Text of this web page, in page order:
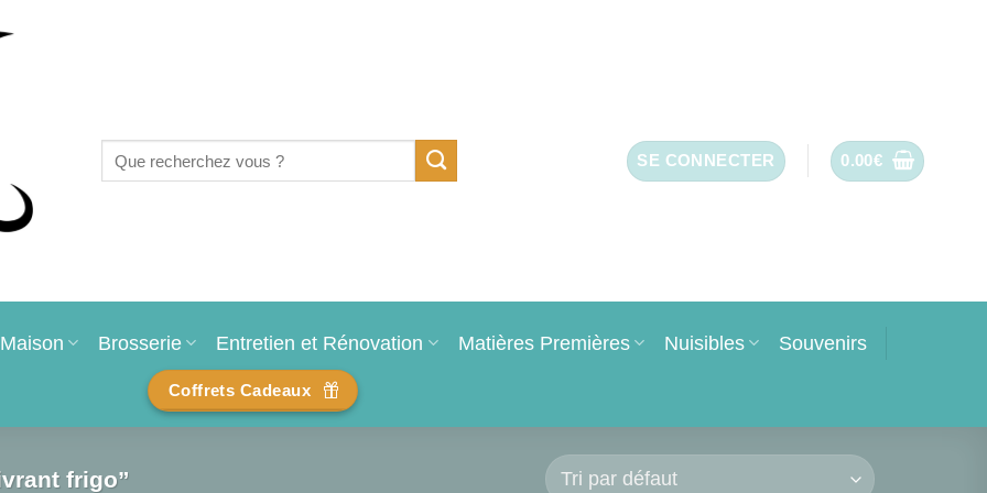
pour :
SE CONNECTER 0.00€
Maison Brosserie Entretien et Rénovation Matières Premières Nuisibles Souvenirs
Coffrets Cadeaux
frigo”